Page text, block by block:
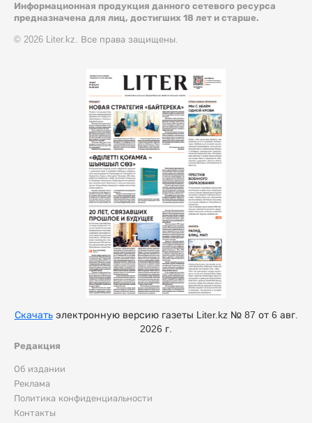
Информационная продукция данного сетевого ресурса
предназначена для лиц, достигших 18 лет и старше.
© 2026 Liter.kz. Все права защищены.
Редакция
Об издании
Реклама
Политика конфиденциальности
Контакты
Скачатьэлектронную версию газеты Liter.kz № 87 от 6 авг.
2026 г.